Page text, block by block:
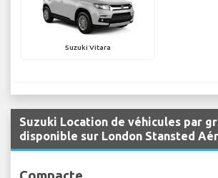
Suzuki Vitara
Suzuki Location de véhicules par
disponible sur London Stansted
Compacte